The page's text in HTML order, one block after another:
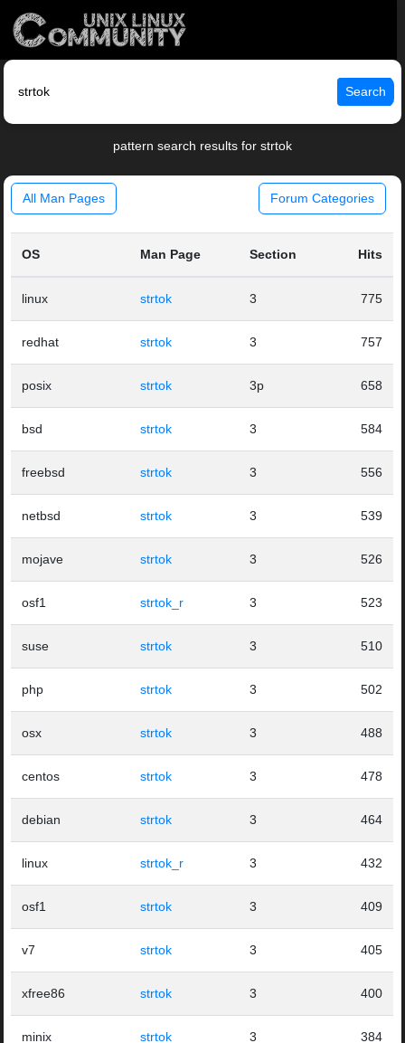
Search
pattern search results for strtok
All Man Pages Forum Categories
OS Man Page Section Hits
linux strtok 3 775
redhat strtok 3 757
posix strtok 3p 658
bsd strtok 3 584
freebsd strtok 3 556
netbsd strtok 3 539
mojave strtok 3 526
osf1 strtok_r 3 523
suse strtok 3 510
php strtok 3 502
osx strtok 3 488
centos strtok 3 478
debian strtok 3 464
linux strtok_r 3 432
osf1 strtok 3 409
v7 strtok 3 405
xfree86 strtok 3 400
minix strtok 3 384